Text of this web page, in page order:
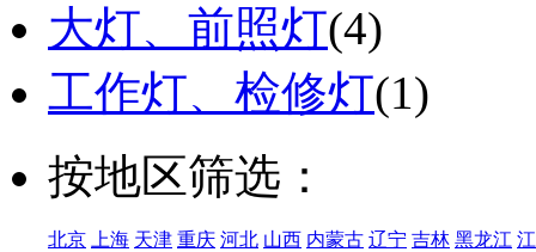
大灯、前照灯(4)
工作灯、检修灯(1)
按地区筛选：
北京 上海 天津 重庆 河北 山西 内蒙古 辽宁 吉林 黑龙江